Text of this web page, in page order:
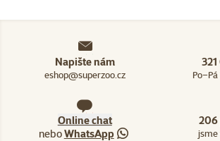
Napište nám
eshop@superzoo.cz
Online chat
neboWhatsApp
206
jsme